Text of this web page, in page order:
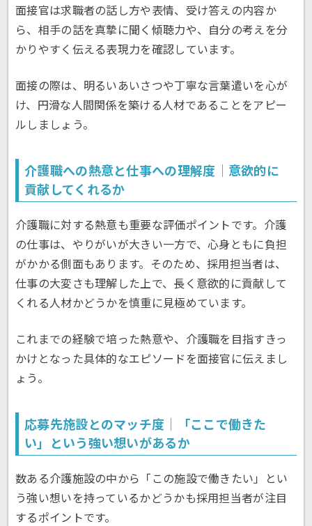
面接官は求職者の話し方や表情、受け答えの内容か
ら、相手の話を真摯に聞く傾聴力や、自分の考えを分
かりやすく伝える表現力を確認しています。
面接の際は、明るいあいさつや丁寧な言葉遣いを心が
け、円滑な人間関係を築ける人材であることをアピー
ルしましょう。
介護職への熱意と仕事への理解度｜意欲的に
貢献してくれるか
介護職に対する熱意も重要な評価ポイントです。介護
の仕事は、やりがいが大きい一方で、心身ともに負担
がかかる側面もあります。そのため、採用担当者は、
仕事の大変さも理解した上で、長く意欲的に貢献して
くれる人材かどうかを慎重に見極めています。
これまでの経験で培った熱意や、介護職を目指すきっ
かけとなった具体的なエピソードを面接官に伝えまし
ょう。
応募先施設とのマッチ度｜「ここで働きた
い」という強い想いがあるか
数ある介護施設の中から「この施設で働きたい」とい
う強い想いを持っているかどうかも採用担当者が注目
するポイントです。